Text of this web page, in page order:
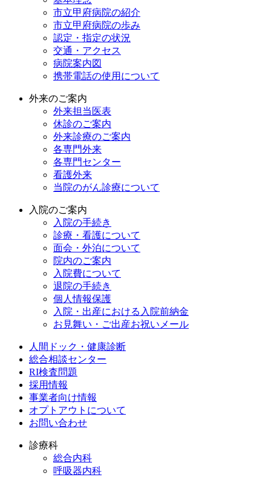
市立甲府病院の紹介
市立甲府病院の歩み
認定・指定の状況
交通・アクセス
病院案内図
携帯電話の使用について
外来のご案内
外来担当医表
休診のご案内
外来診療のご案内
各専門外来
各専門センター
看護外来
当院のがん診療について
入院のご案内
入院の手続き
診療・看護について
面会・外泊について
院内のご案内
入院費について
退院の手続き
個人情報保護
入院・出産における入院前納金
お見舞い・ご出産お祝いメール
人間ドック・健康診断
総合相談センター
RI検査問題
採用情報
事業者向け情報
オプトアウトについて
お問い合わせ
診療科
総合内科
呼吸器内科